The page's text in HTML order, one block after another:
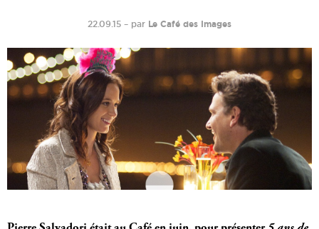
22.09.15 – par Le Café des Images